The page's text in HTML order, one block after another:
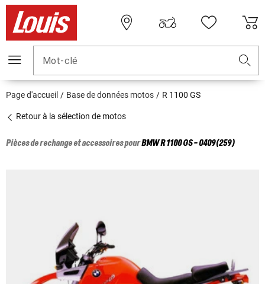
Mot-clé
Page d'accueil Base de données motos R 1100 GS
Retour à la sélection de motos
Pièces de rechange et accessoires pourBMWR 1100 GS - 0409(259)